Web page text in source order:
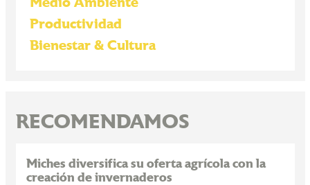
Medio Ambiente
Productividad
Bienestar & Cultura
RECOMENDAMOS
Miches diversifica su oferta agrícola con la
creación de invernaderos